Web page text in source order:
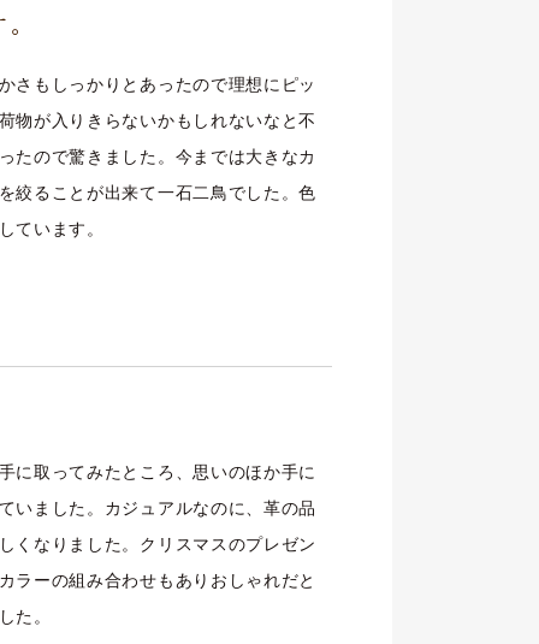
さもしっかりとあったので理想にピッ
物が入りきらないかもしれないなと不
たので驚きました。今までは大きなカ
絞ることが出来て一石二鳥でした。色
ています。
に取ってみたところ、思いのほか手に
いました。カジュアルなのに、革の品
くなりました。クリスマスのプレゼン
ラーの組み合わせもありおしゃれだと
た。